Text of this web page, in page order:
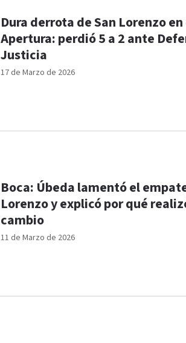
17 de Marzo de 2026
Dura derrota de San Lorenzo
Apertura: perdió 5 a 2 ante
Justicia
11 de Marzo de 2026
Boca: Úbeda lamentó el
Lorenzo y explicó por qué
cambio